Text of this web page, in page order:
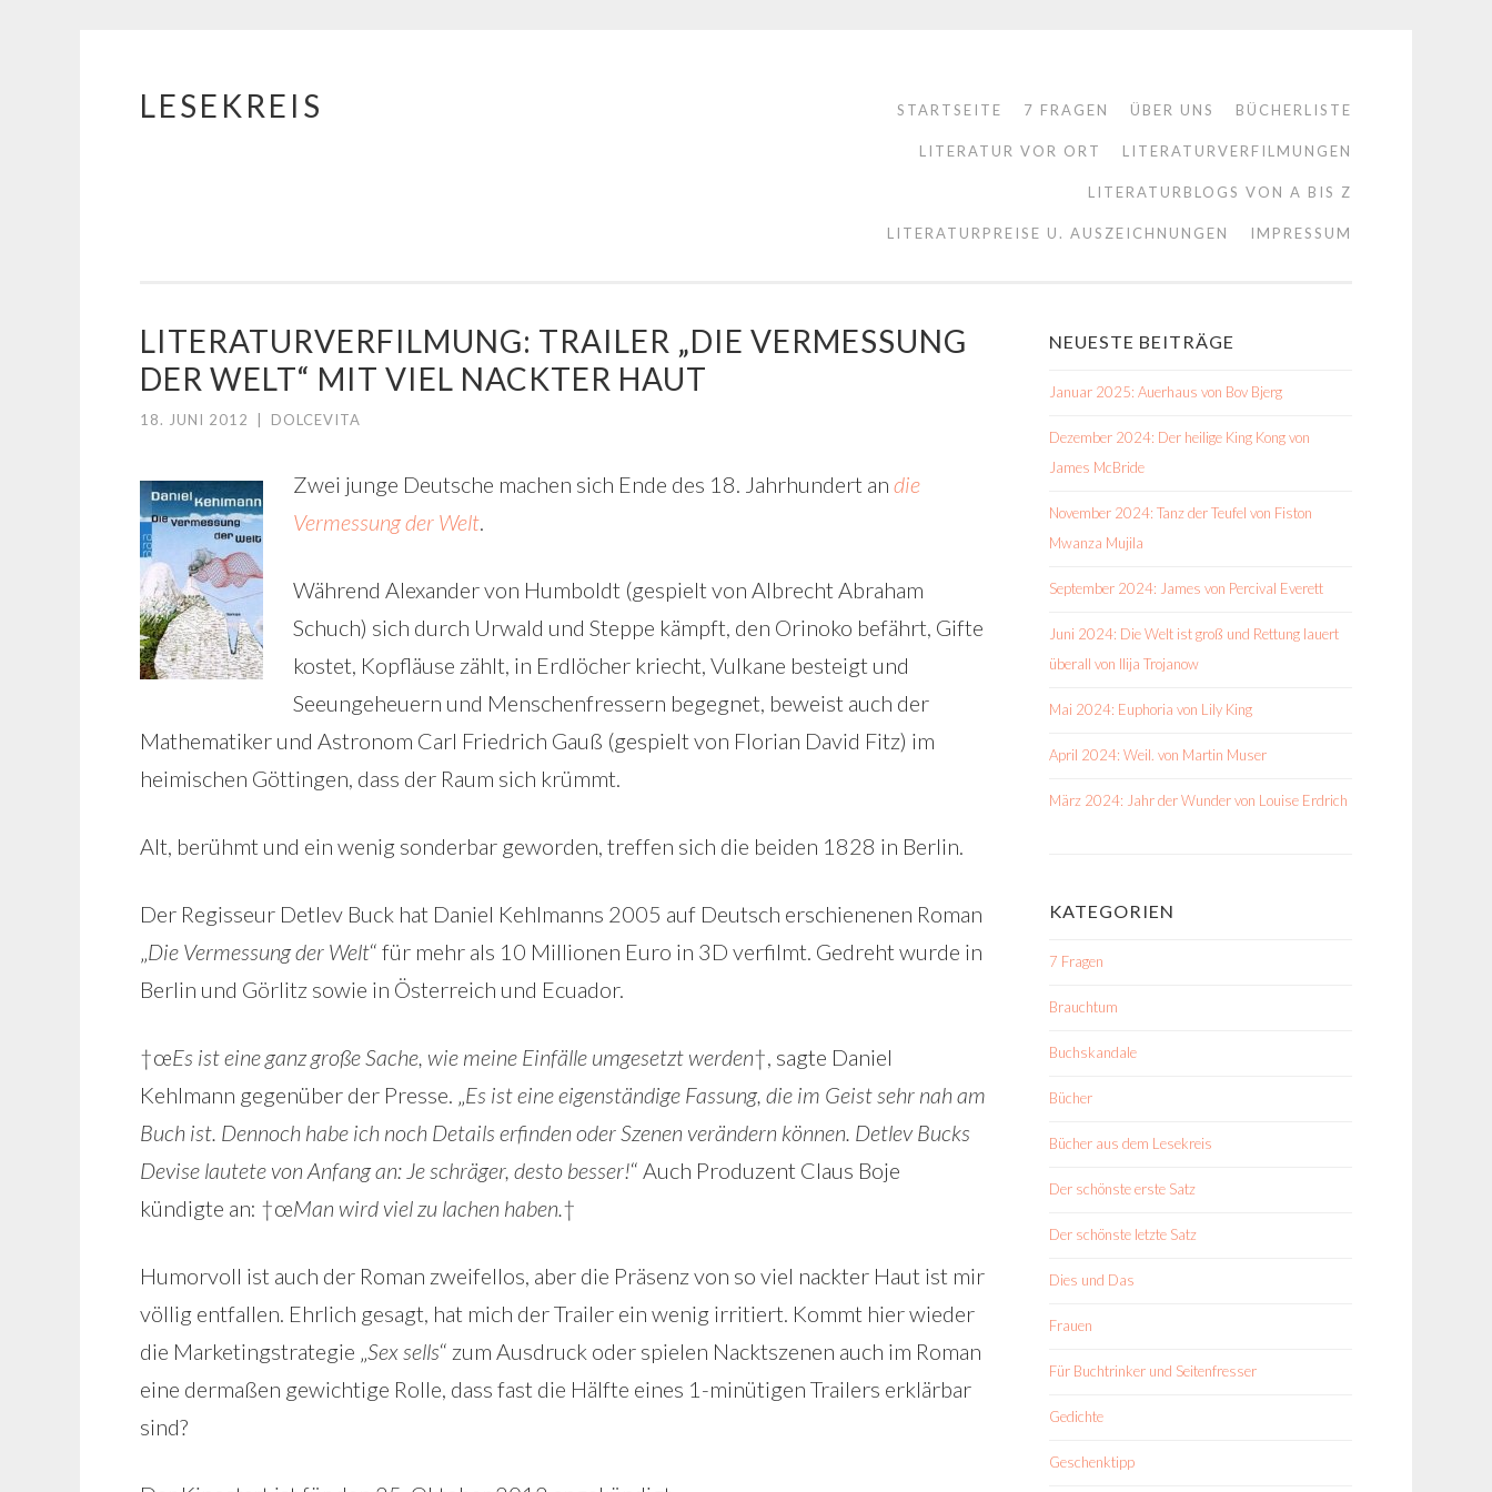
Springe
LESEKREIS STARTSEITE 7 FRAGEN ÜBER UNS BÜCHERLISTE
LITERATUR VOR ORT LITERATURVERFILMUNGEN
LITERATURBLOGS VON A BIS Z
LITERATURPREISE U. AUSZEICHNUNGEN IMPRESSUM
LITERATURVERFILMUNG: TRAILER „DIE VERMESSUNG
DER WELT“ MIT VIEL NACKTER HAUT
18. JUNI 2012 DOLCEVITA
Zwei junge Deutsche machen sich Ende des 18. Jahrhundert an die
Vermessung der Welt.
Während Alexander von Humboldt (gespielt von Albrecht Abraham
Schuch) sich durch Urwald und Steppe kämpft, den Orinoko befährt, Gifte
kostet, Kopfläuse zählt, in Erdlöcher kriecht, Vulkane besteigt und
Seeungeheuern und Menschenfressern begegnet, beweist auch der
Mathematiker und Astronom Carl Friedrich Gauß (gespielt von Florian David Fitz) im
heimischen Göttingen, dass der Raum sich krümmt.
Alt, berühmt und ein wenig sonderbar geworden, treffen sich die beiden 1828 in Berlin.
Der Regisseur Detlev Buck hat Daniel Kehlmanns 2005 auf Deutsch erschienenen Roman
„Die Vermessung der Welt“ für mehr als 10 Millionen Euro in 3D verfilmt. Gedreht wurde in
Berlin und Görlitz sowie in Österreich und Ecuador.
†œEs ist eine ganz große Sache, wie meine Einfälle umgesetzt werden†, sagte Daniel
Kehlmann gegenüber der Presse. „Es ist eine eigenständige Fassung, die im Geist sehr nah am
Buch ist. Dennoch habe ich noch Details erfinden oder Szenen verändern können. Detlev Bucks
Devise lautete von Anfang an: Je schräger, desto besser!“ Auch Produzent Claus Boje
kündigte an: †œMan wird viel zu lachen haben.†
Humorvoll ist auch der Roman zweifellos, aber die Präsenz von so viel nackter Haut ist mir
völlig entfallen. Ehrlich gesagt, hat mich der Trailer ein wenig irritiert. Kommt hier wieder
die Marketingstrategie „Sex sells“ zum Ausdruck oder spielen Nacktszenen auch im Roman
eine dermaßen gewichtige Rolle, dass fast die Hälfte eines 1-minütigen Trailers erklärbar
sind?
NEUESTE BEITRÄGE
Januar 2025: Auerhaus von Bov Bjerg
Dezember 2024: Der heilige King Kong von
James McBride
November 2024: Tanz der Teufel von Fiston
Mwanza Mujila
September 2024: James von Percival Everett
Juni 2024: Die Welt ist groß und Rettung lauert
überall von Ilija Trojanow
Mai 2024: Euphoria von Lily King
April 2024: Weil. von Martin Muser
März 2024: Jahr der Wunder von Louise Erdrich
KATEGORIEN
7 Fragen
Brauchtum
Buchskandale
Bücher
Bücher aus dem Lesekreis
Der schönste erste Satz
Der schönste letzte Satz
Dies und Das
Frauen
Für Buchtrinker und Seitenfresser
Gedichte
Geschenktipp